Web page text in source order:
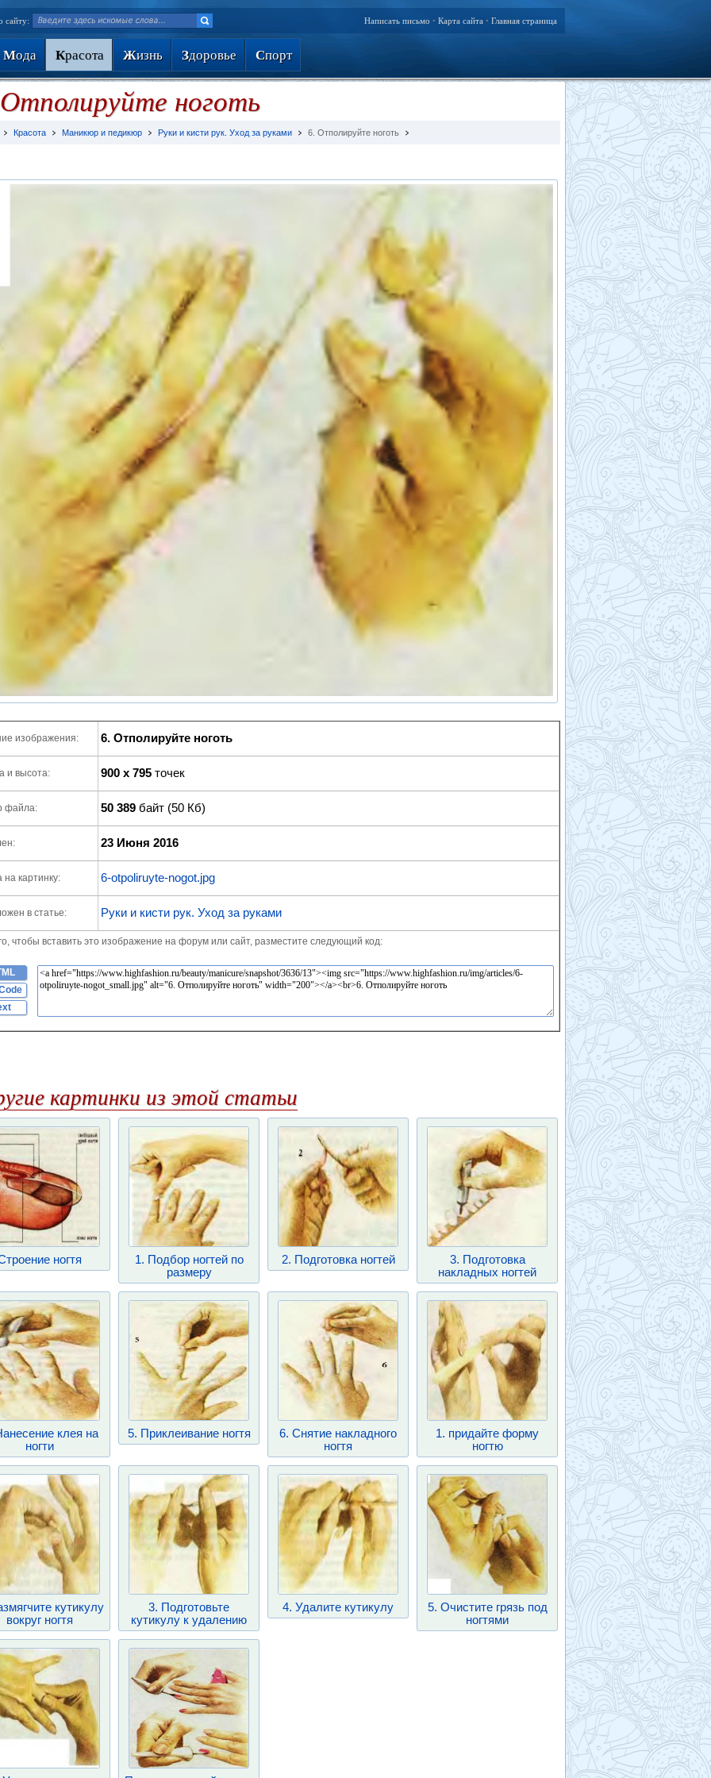
сайту: Написать письмо • Карта сайта • Главная страница
Мода Красота Жизнь Здоровье Спорт
ноготь
Красота Маникюр и педикюр Руки и кисти рук. Уход за руками 6. Отполируйте ноготь
изображения: 6. Отполируйте ноготь
и высота: 900 x 795 точек
файла: 50 389 байт (50 Кб)
23 Июня 2016
на картинку: 6-otpoliruyte-nogot.jpg
в статье: Руки и кисти рук. Уход за руками
чтобы вставить это изображение на форум или сайт, разместите следующий код:
картинки из этой статьи
ногтя
1. Подбор ногтей по
размеру
2. Подготовка ногтей
3. Подготовка
накладных ногтей
клея на
ногти
5. Приклеивание ногтя
6. Снятие накладного
ногтя
1. придайте форму
ногтю
кутикулу
вокруг ногтя
3. Подготовьте
кутикулу к удалению
4. Удалите кутикулу
5. Очистите грязь под
ногтями